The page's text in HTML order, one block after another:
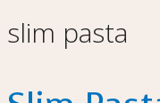
slim pasta